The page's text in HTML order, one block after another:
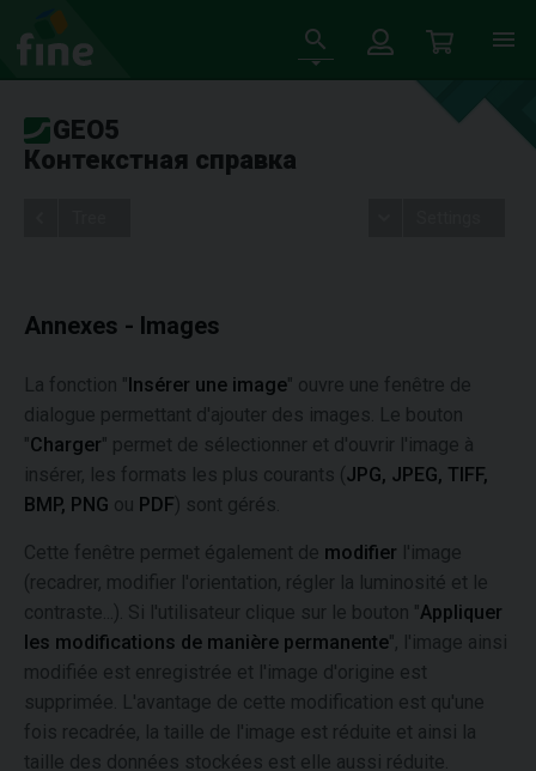
GEO5
Контекстная справка
Annexes - Images
La fonction "Insérer une image" ouvre une fenêtre de
dialogue permettant d'ajouter des images. Le bouton
"Charger" permet de sélectionner et d'ouvrir l'image à
insérer, les formats les plus courants ( JPG, JPEG, TIFF,
BMP, PNG ou PDF) sont gérés.
Cette fenêtre permet également de modifier l'image
(recadrer, modifier l'orientation, régler la luminosité et le
contraste...). Si l'utilisateur clique sur le bouton "Appliquer
les modifications de manière permanente", l'image ainsi
modifiée est enregistrée et l'image d'origine est
supprimée. L'avantage de cette modification est qu'une
fois recadrée, la taille de l'image est réduite et ainsi la
taille des données stockées est elle aussi réduite.